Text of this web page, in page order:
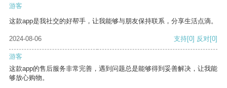
游客
这款app是我社交的好帮手，让我能够与朋友保持联系，分享生活点滴。
2024-08-06 支持[0] 反对[0]
游客
这款app的售后服务非常完善，遇到问题总是能够得到妥善解决，让我能
够放心购物。